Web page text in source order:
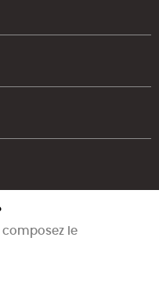
composez le